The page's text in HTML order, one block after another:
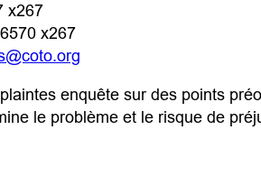
x267
x267
(opens default email app)
enquête sur des points
le problème et le risque de